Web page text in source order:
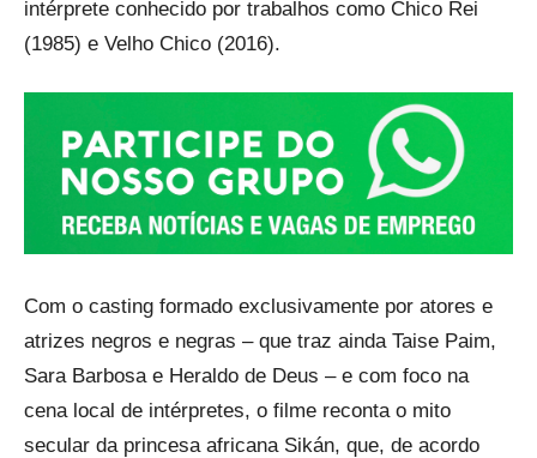
intérprete conhecido por trabalhos como Chico Rei
(1985) e Velho Chico (2016).
Com o casting formado exclusivamente por atores e
atrizes negros e negras – que traz ainda Taise Paim,
Sara Barbosa e Heraldo de Deus – e com foco na
cena local de intérpretes, o filme reconta o mito
secular da princesa africana Sikán, que, de acordo